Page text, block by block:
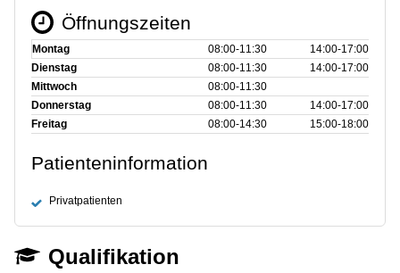
Öffnungszeiten
Montag 08:00‑11:30
14:00‑17:00
Dienstag
08:00‑11:30
14:00‑17:00
Mittwoch
08:00‑11:30
Donnerstag
08:00‑11:30
14:00‑17:00
Freitag
08:00‑14:30 15:00‑18:00
Patienteninformation
Privatpatienten
Qualifikation